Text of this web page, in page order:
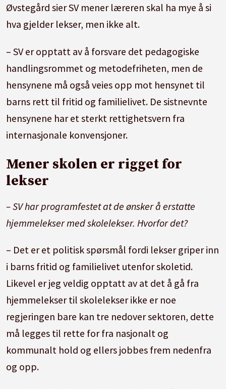
Øvstegård sier SV mener læreren skal ha mye å si
hva gjelder lekser, men ikke alt.
– SV er opptatt av å forsvare det pedagogiske
handlingsrommet og metodefriheten, men de
hensynene må også veies opp mot hensynet til
barns rett til fritid og familielivet. De sistnevnte
hensynene har et sterkt rettighetsvern fra
internasjonale konvensjoner.
Mener skolen er rigget for
lekser
– SV har programfestet at de ønsker å erstatte
hjemmelekser med skolelekser. Hvorfor det?
– Det er et politisk spørsmål fordi lekser griper inn
i barns fritid og familielivet utenfor skoletid.
Likevel er jeg veldig opptatt av at det å gå fra
hjemmelekser til skolelekser ikke er noe
regjeringen bare kan tre nedover sektoren, dette
må legges til rette for fra nasjonalt og
kommunalt hold og ellers jobbes frem nedenfra
og opp.